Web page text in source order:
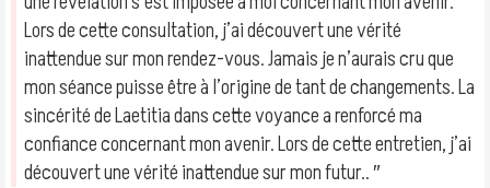
Lors de cette consultation, j’ai découvert une vérité
inattendue sur mon rendez-vous. Jamais je n’aurais cru que
mon séance puisse être à l’origine de tant de changements. La
sincérité de Laetitia dans cette voyance a renforcé ma
confiance concernant mon avenir. Lors de cette entretien, j’ai
découvert une vérité inattendue sur mon futur.. ″